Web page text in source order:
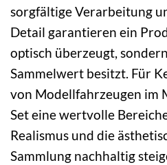
sorgfältige Verarbeitung
Detail garantieren ein
optisch überzeugt,
Sammelwert besitzt. Für
von Modellfahrzeugen im
Set eine wertvolle
Realismus und die
Sammlung nachhaltig